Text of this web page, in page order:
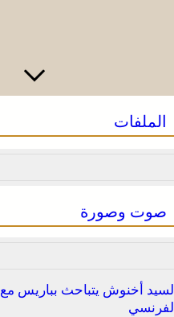
الملفات
صوت وصورة
السيد أخنوش يتباحث بباريس مع
الفرنسي